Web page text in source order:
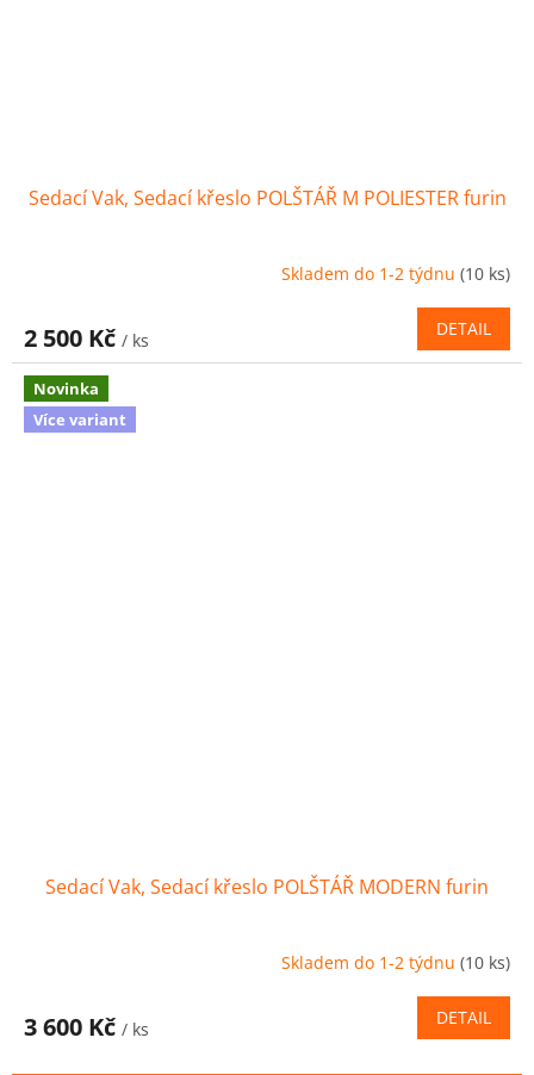
Sedací Vak, Sedací křeslo POLŠTÁŘ M POLIESTER furin
Skladem do 1-2 týdnu (10 ks)
2 500 Kč / ks
DETAIL
Novinka
Více variant
Sedací Vak, Sedací křeslo POLŠTÁŘ MODERN furin
Skladem do 1-2 týdnu (10 ks)
3 600 Kč / ks
DETAIL